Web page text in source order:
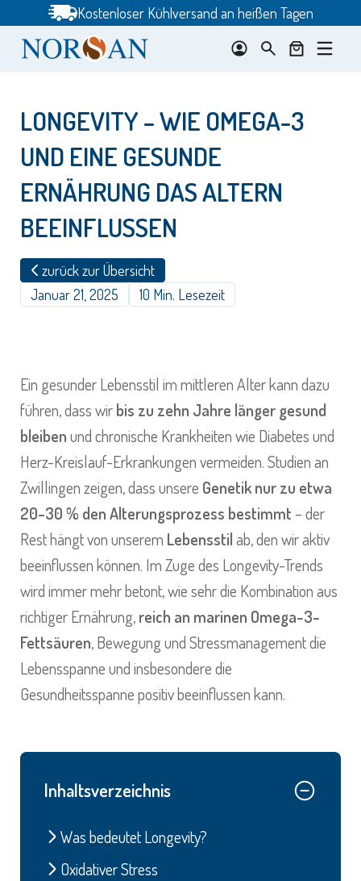
springen
Kostenloser Kühlversand an heißen Tagen
LONGEVITY – WIE OMEGA-3
UND EINE GESUNDE
ERNÄHRUNG DAS ALTERN
BEEINFLUSSEN
zurück zur Übersicht
Januar 21, 2025
10 Min. Lesezeit
Ein gesunder Lebensstil im mittleren Alter kann dazu
führen, dass wirbis zu zehn Jahre länger gesund
bleibenund chronische Krankheiten wie Diabetes und
Herz-Kreislauf-Erkrankungen vermeiden. Studien an
Zwillingen zeigen, dass unsere Genetik nur zu etwa
20-30 % den Alterungsprozess bestimmt – der
Rest hängt von unserem Lebensstilab, den wir aktiv
beeinflussen können. Im Zuge des Longevity-Trends
wird immer mehr betont, wie sehr die Kombination aus
richtiger Ernährung,reich an marinen Omega-3-
Fettsäuren, Bewegung und Stressmanagement die
Lebensspanne und insbesondere die
Gesundheitsspanne positiv beeinflussen kann.
Inhaltsverzeichnis
Was bedeutet Longevity?
Oxidativer Stress